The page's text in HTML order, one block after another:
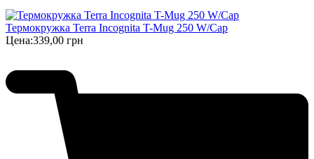
Термокружка Terra Incognita T-Mug 250 W/Cap
Цена:339,00 грн